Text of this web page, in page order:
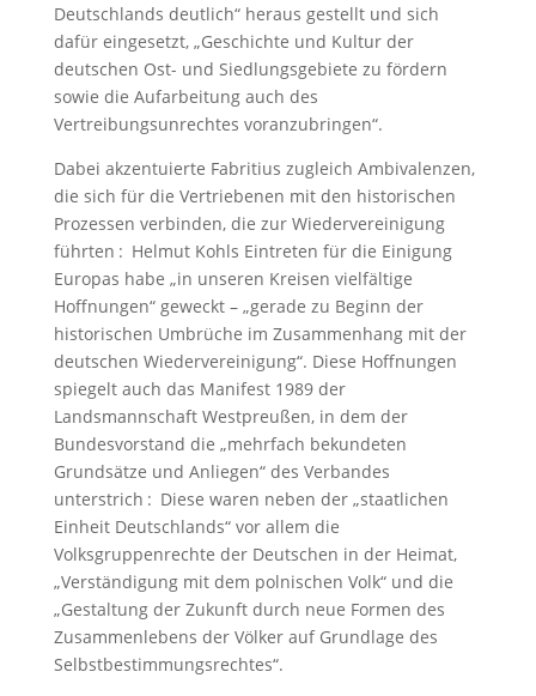
Deutschlands deutlich“ heraus gestellt und sich
dafür eingesetzt, „Geschichte und Kultur der
deutschen Ost- und Siedlungsgebiete zu fördern
sowie die Aufarbeitung auch des
Vertreibungsunrechtes voranzubringen“.
Dabei akzentuierte Fabritius zugleich Ambivalenzen,
die sich für die Vertriebenen mit den historischen
Prozessen verbinden, die zur Wiedervereinigung
führten : Helmut Kohls Eintreten für die Einigung
Europas habe „in unseren Kreisen vielfältige
Hoffnungen“ geweckt – „gerade zu Beginn der
historischen Umbrüche im Zusammenhang mit der
deutschen Wiedervereinigung“. Diese Hoffnungen
spiegelt auch das Manifest 1989 der
Landsmannschaft Westpreußen, in dem der
Bundesvorstand die „mehrfach bekundeten
Grundsätze und Anliegen“ des Verbandes
unterstrich : Diese waren neben der „staatlichen
Einheit Deutschlands“ vor allem die
Volksgruppenrechte der Deutschen in der Heimat,
„Verständigung mit dem polnischen Volk“ und die
„Gestaltung der Zukunft durch neue Formen des
Zusammenlebens der Völker auf Grundlage des
Selbstbestimmungsrechtes“.